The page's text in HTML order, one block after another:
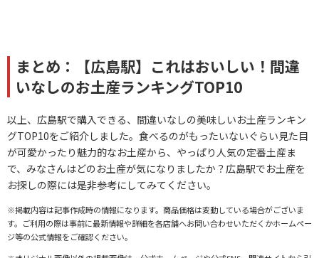
まとめ：【広島駅】これはおいしい！間違
いなしのお土産ランキングTOP10
以上、広島駅で購入できる、間違いなしの美味しいお土産ランキン
グTOP10をご紹介しました。食べるのがもったいないぐらい見た目
が可愛かったり魅力的なお土産から、やっぱり人気の定番土産ま
で、みなさんはどのお土産が気になりましたか？広島駅でお土産を
お探しの際には是非参考にしてみてください。
※掲載内容は記事作成時の情報になります。商品価格は変動している場合がございま
す。ご利用の際は事前に最新情報や詳細を各店舗へお問い合わせいただくかホームペー
ジ等の公式情報をご確認ください。